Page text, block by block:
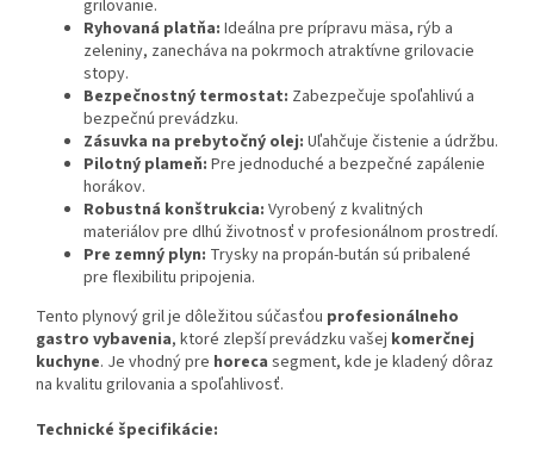
grilovanie.
Ryhovaná platňa: Ideálna pre prípravu mäsa, rýb a
zeleniny, zanecháva na pokrmoch atraktívne grilovacie
stopy.
Bezpečnostný termostat: Zabezpečuje spoľahlivú a
bezpečnú prevádzku.
Zásuvka na prebytočný olej: Uľahčuje čistenie a údržbu.
Pilotný plameň: Pre jednoduché a bezpečné zapálenie
horákov.
Robustná konštrukcia: Vyrobený z kvalitných
materiálov pre dlhú životnosť v profesionálnom prostredí.
Pre zemný plyn: Trysky na propán-bután sú pribalené
pre flexibilitu pripojenia.
Tento plynový gril je dôležitou súčasťou profesionálneho
gastro vybavenia, ktoré zlepší prevádzku vašej komerčnej
kuchyne. Je vhodný pre horeca segment, kde je kladený dôraz
na kvalitu grilovania a spoľahlivosť.
Technické špecifikácie: